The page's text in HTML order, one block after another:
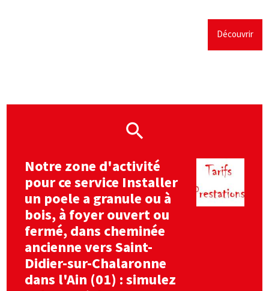
Découvrir
Notre zone d'activité
pour ce service Installer
un poele a granule ou à
bois, à foyer ouvert ou
fermé, dans cheminée
ancienne vers Saint-
Didier-sur-Chalaronne
dans l'Ain (01) : simulez